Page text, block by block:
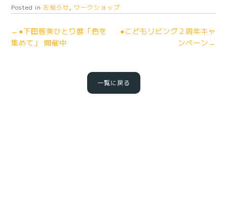
Posted in お知らせ, ワークショップ
←●下田智美ひとり展「色を
集めて」 開催中
●こどもリビング２周年キャ
ンペーン→
一覧に戻る